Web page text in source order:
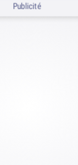
Publicité